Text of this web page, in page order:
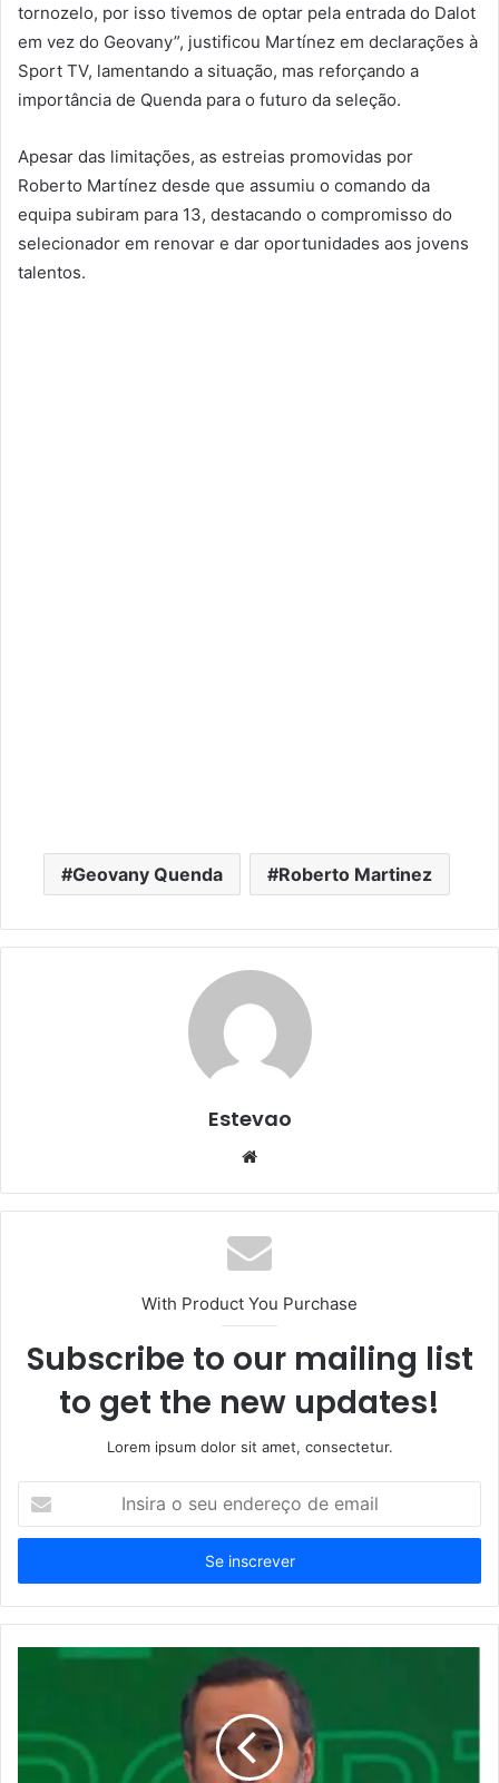
tornozelo, por isso tivemos de optar pela entrada do Dalot
em vez do Geovany”, justificou Martínez em declarações à
Sport TV, lamentando a situação, mas reforçando a
importância de Quenda para o futuro da seleção.
Apesar das limitações, as estreias promovidas por
Roberto Martínez desde que assumiu o comando da
equipa subiram para 13, destacando o compromisso do
selecionador em renovar e dar oportunidades aos jovens
talentos.
Geovany Quenda Roberto Martinez
Estevao
Website
With Product You Purchase
Subscribe to our mailing list
to get the new updates!
Lorem ipsum dolor sit amet, consectetur.
seu
de
email